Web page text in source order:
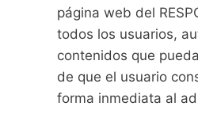
página web del
todos los usuarios,
contenidos que
de que el usuario
forma inmediata al